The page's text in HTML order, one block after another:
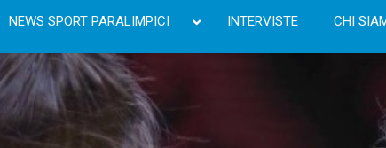
NEWS SPORT PARALIMPICI INTERVISTE CHI